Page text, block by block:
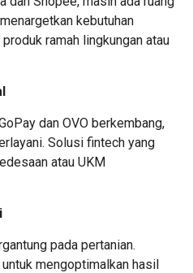
kebutuhan
ramah lingkungan atau
dan OVO berkembang,
Solusi fintech yang
atau UKM
pada pertanian.
mengoptimalkan hasil